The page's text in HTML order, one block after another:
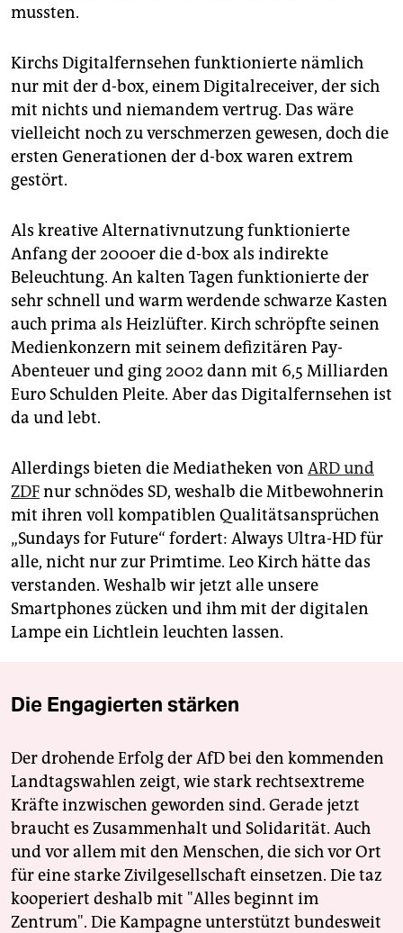
mussten.
Kirchs Digitalfernsehen funktionierte nämlich
nur mit der d-box, einem Digitalreceiver, der sich
mit nichts und niemandem vertrug. Das wäre
vielleicht noch zu verschmerzen gewesen, doch die
ersten Generationen der d-box waren extrem
gestört.
Als kreative Alternativnutzung funktionierte
Anfang der 2000er die d-box als indirekte
Beleuchtung. An kalten Tagen funktionierte der
sehr schnell und warm werdende schwarze Kasten
auch prima als Heizlüfter. Kirch schröpfte seinen
Medienkonzern mit seinem defizitären Pay-
Abenteuer und ging 2002 dann mit 6,5 Milliarden
Euro Schulden Pleite. Aber das Digitalfernsehen ist
da und lebt.
Allerdings bieten die Mediatheken von ARD und
ZDFnur schnödes SD, weshalb die Mitbewohnerin
mit ihren voll kompatiblen Qualitätsansprüchen
„Sundays for Future“ fordert: Always Ultra-HD für
alle, nicht nur zur Primtime. Leo Kirch hätte das
verstanden. Weshalb wir jetzt alle unsere
Smartphones zücken und ihm mit der digitalen
Lampe ein Lichtlein leuchten lassen.
Die Engagierten stärken
Der drohende Erfolg der AfD bei den kommenden
Landtagswahlen zeigt, wie stark rechtsextreme
Kräfte inzwischen geworden sind. Gerade jetzt
braucht es Zusammenhalt und Solidarität. Auch
und vor allem mit den Menschen, die sich vor Ort
für eine starke Zivilgesellschaft einsetzen. Die taz
kooperiert deshalb mit "Alles beginnt im
Zentrum". Die Kampagne unterstützt bundesweit